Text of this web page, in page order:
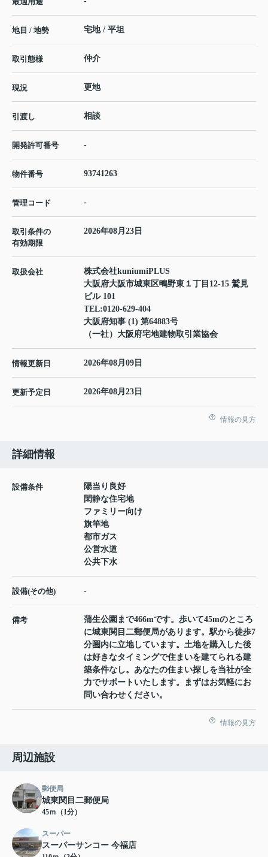
地目 / 地勢 宅地 / 平坦
取引態様 仲介
現況 更地
引渡し 相談
開発許可番号 -
物件番号 93741263
管理コード -
取引条件の
有効期限
2026年08月23日
取扱会社
株式会社kuniumiPLUS
大阪府大阪市城東区鴫野東１丁目12-15 鷲見
ビル 101
TEL:0120-629-404
大阪府知事 (1) 第64883号
（一社）大阪府宅地建物取引業協会
情報更新日 2026年08月09日
更新予定日 2026年08月23日
情報の見方
詳細情報
設備条件
陽当り良好
閑静な住宅地
ファミリー向け
旗竿地
都市ガス
公営水道
公共下水
設備(その他) -
備考
蒲生公園まで466mです。歩いて45mのところ
に城東関目二郵便局があります。駅から徒歩7
分圏内に立地しています。土地を購入した後
は好きなタイミングで住まいを建てられる建
築条件なし。あなたの住まい探しを当社が全
力でサポートいたします。まずはお気軽にお
問い合わせください。
情報の見方
周辺施設
郵便局
城東関目二郵便局
45ｍ（1分）
スーパー
スーパーサンコー 今福店